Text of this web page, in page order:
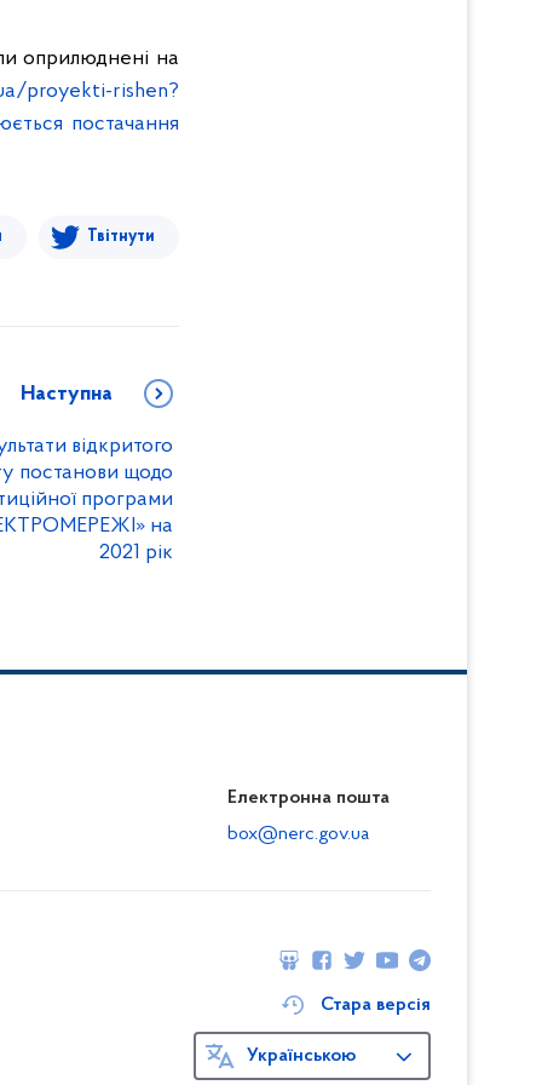
оприлюднені на
proyekti-rishen?
постачання
Твітнути
Наступна
відкритого
постанови щодо
програми
на
2021 рік
Електронна пошта
box@nerc.gov.ua
Стара версія
Українською